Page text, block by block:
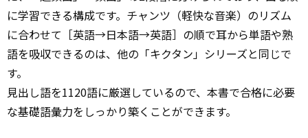
に学習できる構成です。チャンツ（軽快な音楽）のリズム
に合わせて［英語→日本語→英語］の順で耳から単語や熟
語を吸収できるのは、他の「キクタン」シリーズと同じで
す。
見出し語を1120語に厳選しているので、本書で合格に必要
な基礎語彙力をしっかり築くことができます。